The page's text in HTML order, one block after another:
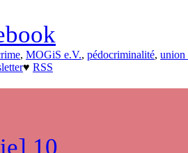
, MOGiS e.V., pédocriminalité, union
♥ RSS